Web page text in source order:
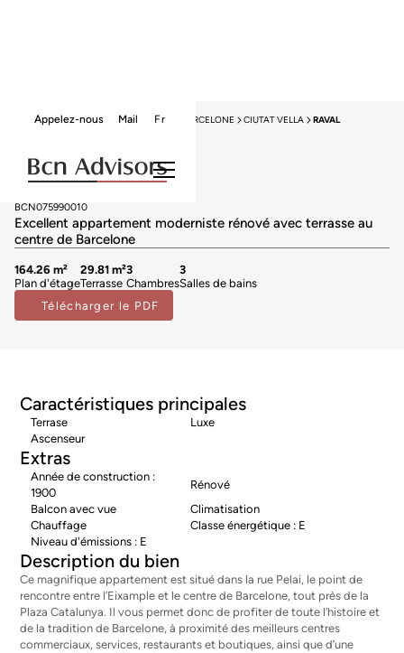
Mail
Appelez-nous Fr
HOME APPARTEMENTS À VENDRE BARCELONE CIUTAT VELLA RAVAL
Exclusif
Télécharger le PDF
Appartements à vendre à Raval
BCN075990010
Excellent appartement moderniste rénové avec terrasse au
centre de Barcelone
164.26 m²
Plan d'étage
29.81 m²
Terrasse
3
Chambres
3
Salles de bains
Caractéristiques principales
Terrase
Luxe
Ascenseur
Extras
Année de construction :
1900
Rénové
Balcon avec vue
Climatisation
Chauffage
Classe énergétique : E
Niveau d'émissions : E
Description du bien
Ce magnifique appartement est situé dans la rue Pelai, le point de
rencontre entre l’Eixample et le centre de Barcelone, tout près de la
Plaza Catalunya. Il vous permet donc de profiter de toute l’histoire et
de la tradition de Barcelone, à proximité des meilleurs centres
commerciaux, services, restaurants et boutiques, ainsi que d’une